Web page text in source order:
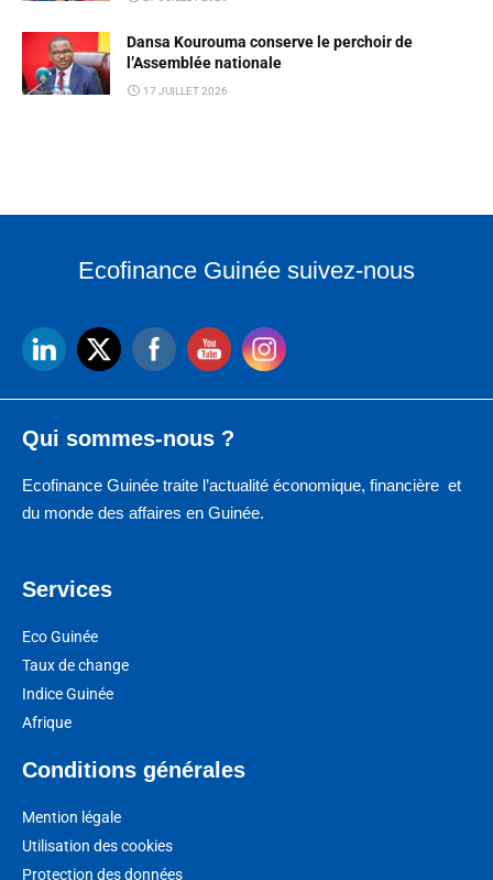
Dansa Kourouma conserve le perchoir de
l’Assemblée nationale
17 JUILLET 2026
Ecofinance Guinée suivez-nous
Qui sommes-nous ?
Ecofinance Guinée traite l’actualité économique, financière et
du monde des affaires en Guinée.
Services
Eco Guinée
Taux de change
Indice Guinée
Afrique
Conditions générales
Mention légale
Utilisation des cookies
Protection des données